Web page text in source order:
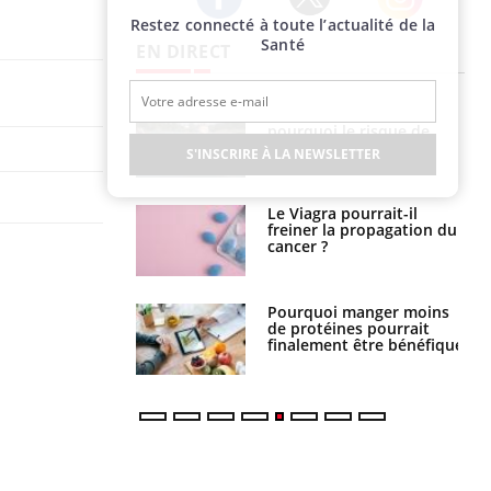
Facebook Twitter Instagram
pourquoi le risque de
noyade grimpe-t-il ?
Le Viagra pourrait-il
freiner la propagation du
cancer ?
Pourquoi manger moins
de protéines pourrait
finalement être bénéfique
Restez connecté à toute l’actualité de la
Santé
S'INSCRIRE À LA NEWSLETTER